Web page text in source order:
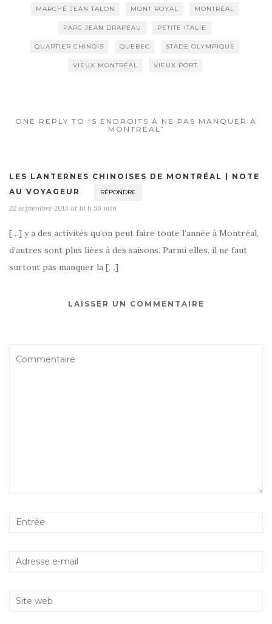
MARCHÉ JEAN TALON MONT ROYAL MONTRÉAL
PARC JEAN DRAPEAU PETITE ITALIE
QUARTIER CHINOIS QUEBEC STADE OLYMPIQUE
VIEUX MONTRÉAL VIEUX PORT
ONE REPLY TO “5 ENDROITS À NE PAS MANQUER À
MONTRÉAL”
LES LANTERNES CHINOISES DE MONTRÉAL | NOTE
AU VOYAGEUR
RÉPONDRE
22 septembre 2013 at 16 h 56 min
[…] y a des activités qu’on peut faire toute l’année à Montréal,
d’autres sont plus liées à des saisons. Parmi elles, il ne faut
surtout pas manquer la […]
LAISSER UN COMMENTAIRE